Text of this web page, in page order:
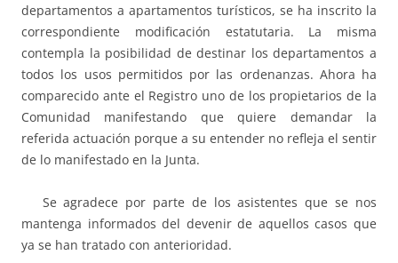
departamentos a apartamentos turísticos, se ha inscrito la
correspondiente modificación estatutaria. La misma
contempla la posibilidad de destinar los departamentos a
todos los usos permitidos por las ordenanzas. Ahora ha
comparecido ante el Registro uno de los propietarios de la
Comunidad manifestando que quiere demandar la
referida actuación porque a su entender no refleja el sentir
de lo manifestado en la Junta.
Se agradece por parte de los asistentes que se nos
mantenga informados del devenir de aquellos casos que
ya se han tratado con anterioridad.